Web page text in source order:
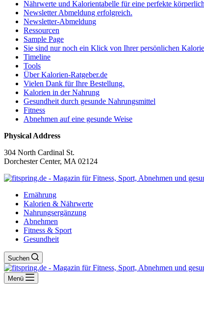
Nährwerte und Kalorientabelle für eine perfekte
Newsletter Abmeldung erfolgreich.
Newsletter-Abmeldung
Ressourcen
Sample Page
Sie sind nur noch ein Klick von Ihrer persönlichen
Timeline
Tools
Über Kalorien-Ratgeber.de
Vielen Dank für Ihre Bestellung.
Kalorien in der Nahrung
Gesundheit durch gesunde Nahrungsmittel
Fitness
Abnehmen auf eine gesunde Weise
Physical Address
304 North Cardinal St.
Dorchester Center, MA 02124
Ernährung
Kalorien & Nährwerte
Nahrungsergänzung
Abnehmen
Fitness & Sport
Gesundheit
Suchen
Menü